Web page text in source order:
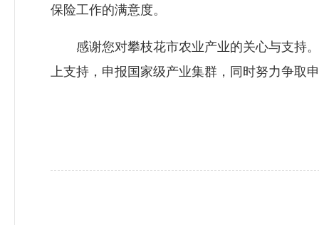
保险工作的满意度。
感谢您对攀枝花市农业产业的关心与支持。
上支持，申报国家级产业集群，同时努力争取